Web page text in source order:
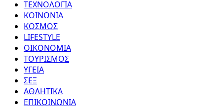
ΤΕΧΝΟΛΟΓΙΑ
ΚΟΙΝΩΝΙΑ
ΚΟΣΜΟΣ
LIFESTYLE
ΟΙΚΟΝΟΜΙΑ
ΤΟΥΡΙΣΜΟΣ
ΥΓΕΙΑ
ΣΕΞ
ΑΘΛΗΤΙΚΑ
ΕΠΙΚΟΙΝΩΝΙΑ